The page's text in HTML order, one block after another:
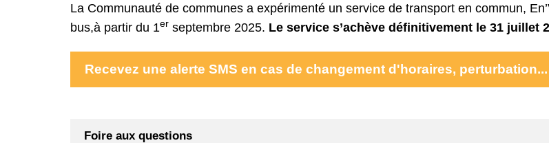
La Communauté de communes a expérimenté un service de transport en commun,
bus,à partir du 1er septembre 2025. Le service s’achève définitivement le 31 juillet
Recevez une alerte SMS en cas de changement d'horaires,
Foire aux questions